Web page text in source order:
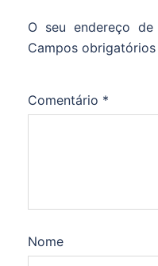
O seu endereço
Campos
Comentário *
Nome